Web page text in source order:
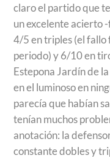
claro el partido que
un excelente acierto
4/5 en triples (el fallo
periodo) y 6/10 en
Estepona Jardín de
en el luminoso en
parecía que habían
tenían muchos
anotación: la
constante dobles y